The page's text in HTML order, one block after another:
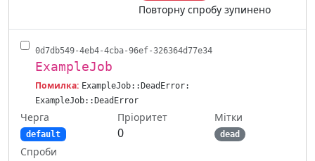
Повторну спробу зупинено
0d7db549-4eb4-4cba-96ef-326364d77e34
ExampleJob
Помилка: ExampleJob::DeadError:
ExampleJob::DeadError
Черга
default
Пріоритет
0
Мітки
dead
Спроби